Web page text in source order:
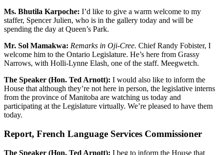
Ms. Bhutila Karpoche: I’d like to give a warm welcome to my
staffer, Spencer Julien, who is in the gallery today and will be
spending the day at Queen’s Park.
Mr. Sol Mamakwa: Remarks in Oji-Cree. Chief Randy Fobister, I
welcome him to the Ontario Legislature. He’s here from Grassy
Narrows, with Holli-Lynne Elash, one of the staff. Meegwetch.
The Speaker (Hon. Ted Arnott): I would also like to inform the
House that although they’re not here in person, the legislative interns
from the province of Manitoba are watching us today and
participating at the Legislature virtually. We’re pleased to have them
today.
Report, French Language Services Commissioner
The Speaker (Hon. Ted Arnott): I beg to inform the House that